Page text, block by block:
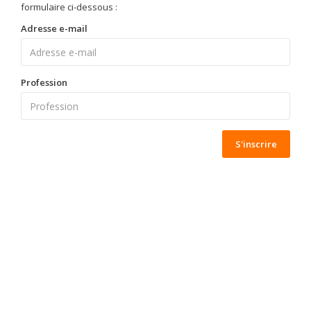
formulaire ci-dessous :
Adresse e-mail
Profession
S'inscrire